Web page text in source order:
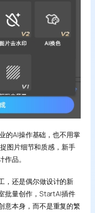
的AI操作基础，也不用掌
图片细节和质感，新手
品。
，还是偶尔做设计的新
批量创作，StartAI插件
意本身，而不是重复的繁